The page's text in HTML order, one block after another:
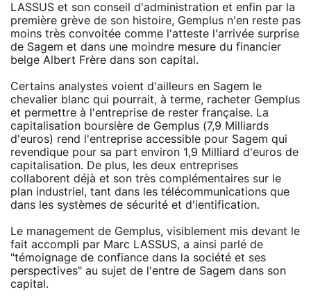
LASSUS et son conseil d'administration et enfin par la
première grève de son histoire, Gemplus n'en reste pas
moins très convoitée comme l'atteste l'arrivée surprise
de Sagem et dans une moindre mesure du financier
belge Albert Frère dans son capital.
Certains analystes voient d'ailleurs en Sagem le
chevalier blanc qui pourrait, à terme, racheter Gemplus
et permettre à l'entreprise de rester française. La
capitalisation boursière de Gemplus (7,9 Milliards
d'euros) rend l'entreprise accessible pour Sagem qui
revendique pour sa part environ 1,9 Milliard d'euros de
capitalisation. De plus, les deux entreprises
collaborent déjà et son très complémentaires sur le
plan industriel, tant dans les télécommunications que
dans les systèmes de sécurité et d'ientification.
Le management de Gemplus, visiblement mis devant le
fait accompli par Marc LASSUS, a ainsi parlé de
"témoignage de confiance dans la société et ses
perspectives" au sujet de l'entre de Sagem dans son
capital.